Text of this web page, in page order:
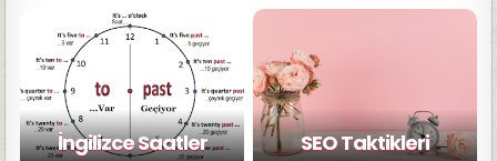
İngilizce Saatler SEO Taktikleri